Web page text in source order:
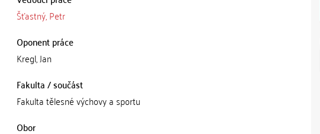
Šťastný, Petr
Oponent práce
Kregl, Jan
Fakulta / součást
Fakulta tělesné výchovy a sportu
Obor